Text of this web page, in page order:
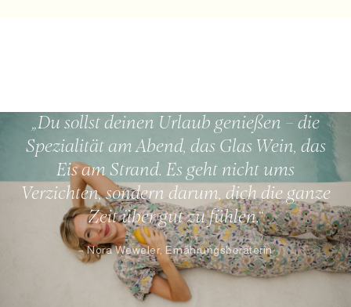
„Du sollst deinen Urlaub genießen – die
Spezialität am Abend, das Glas Wein, das
Eis am Strand. Es geht nicht ums
Verzichten, sondern darum, dich die ganze
Zeit über gut zu fühlen.“
– Nora Weweler, Ernährungsberaterin